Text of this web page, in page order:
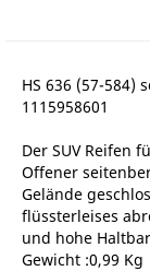
HS 636 (57-584)
1115958601
Der SUV Reifen
Offener
Gelände
flüssterleises
und hohe
Gewicht :0,99 Kg